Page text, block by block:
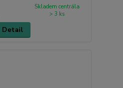
Skladem centrála
> 3 ks
Detail